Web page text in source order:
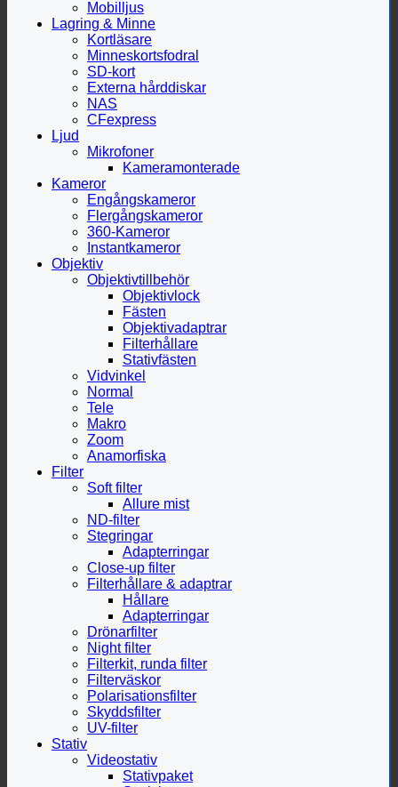
Mobilljus
Lagring & Minne
Kortläsare
Minneskortsfodral
SD-kort
Externa hårddiskar
NAS
CFexpress
Ljud
Mikrofoner
Kameramonterade
Kameror
Engångskameror
Flergångskameror
360-Kameror
Instantkameror
Objektiv
Objektivtillbehör
Objektivlock
Fästen
Objektivadaptrar
Filterhållare
Stativfästen
Vidvinkel
Normal
Tele
Makro
Zoom
Anamorfiska
Filter
Soft filter
Allure mist
ND-filter
Stegringar
Adapterringar
Close-up filter
Filterhållare & adaptrar
Hållare
Adapterringar
Drönarfilter
Night filter
Filterkit, runda filter
Filterväskor
Polarisationsfilter
Skyddsfilter
UV-filter
Stativ
Videostativ
Stativpaket